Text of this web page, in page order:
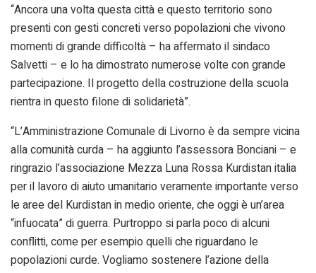
“Ancora una volta questa città e questo territorio sono
presenti con gesti concreti verso popolazioni che vivono
momenti di grande difficoltà – ha affermato il sindaco
Salvetti – e lo ha dimostrato numerose volte con grande
partecipazione. Il progetto della costruzione della scuola
rientra in questo filone di solidarietà”.
“L’Amministrazione Comunale di Livorno è da sempre vicina
alla comunità curda – ha aggiunto l’assessora Bonciani – e
ringrazio l’associazione Mezza Luna Rossa Kurdistan italia
per il lavoro di aiuto umanitario veramente importante verso
le aree del Kurdistan in medio oriente, che oggi è un’area
“infuocata” di guerra. Purtroppo si parla poco di alcuni
conflitti, come per esempio quelli che riguardano le
popolazioni curde. Vogliamo sostenere l’azione della